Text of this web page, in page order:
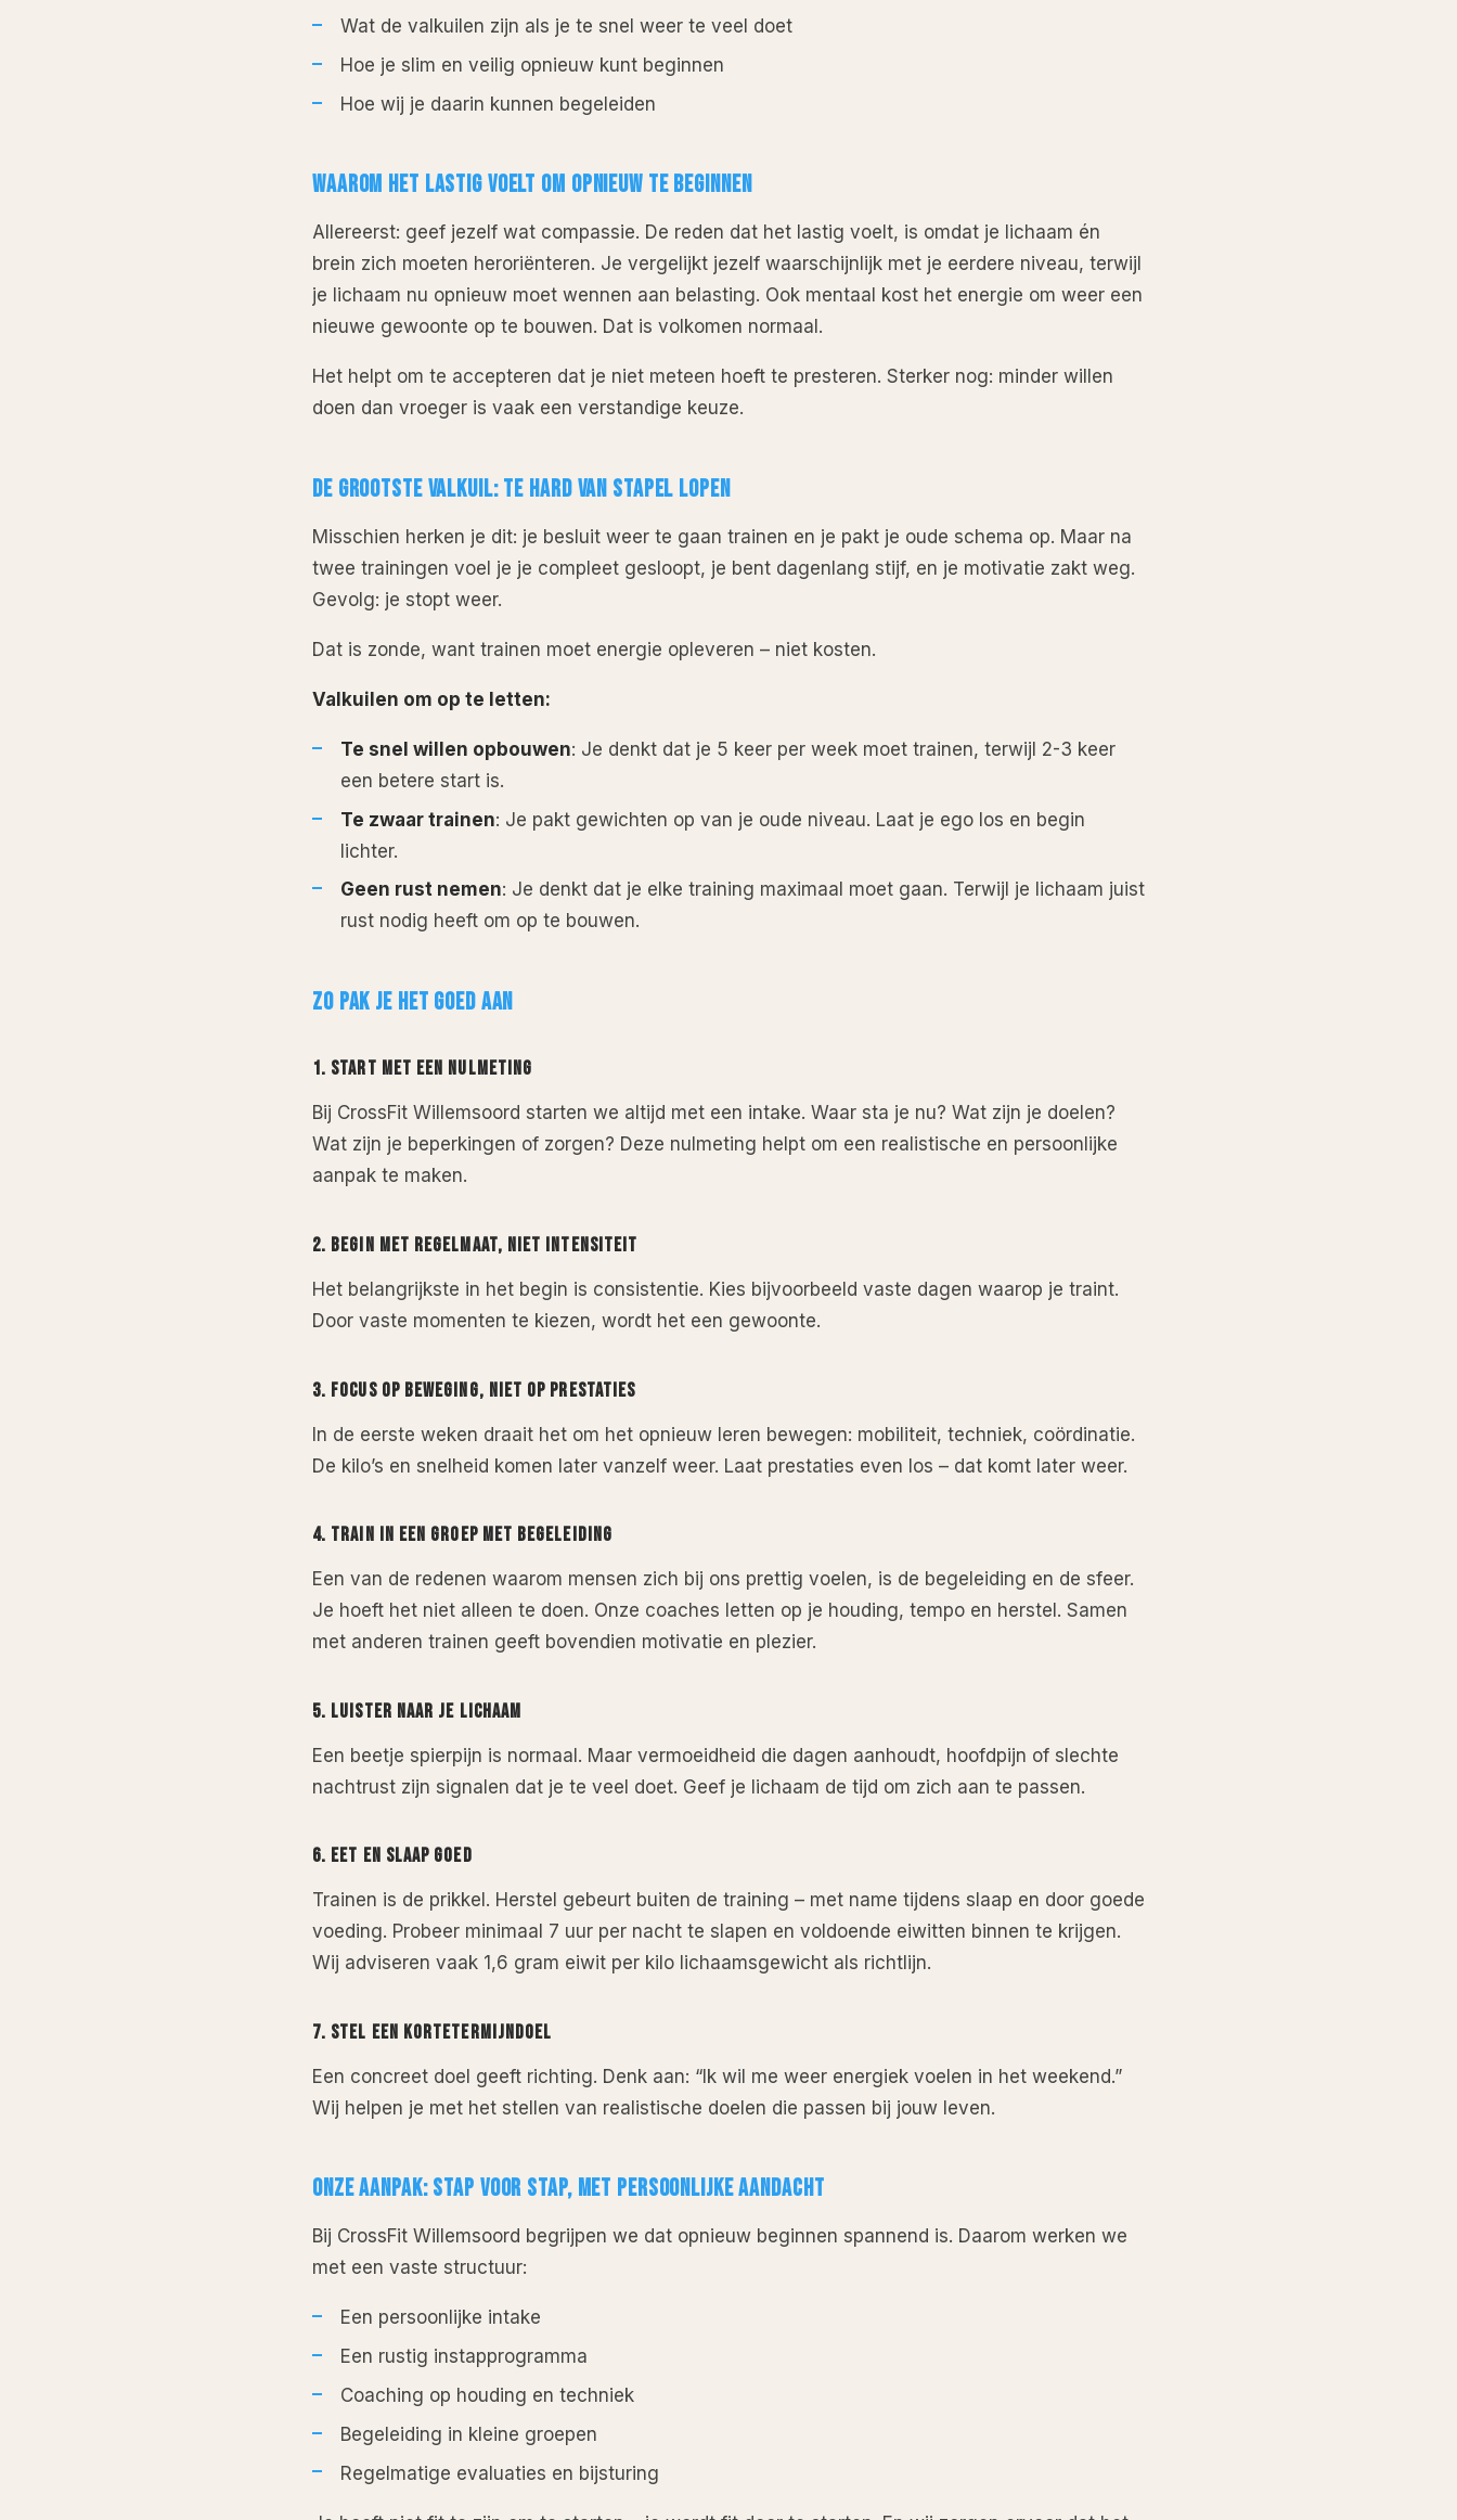
Wat de valkuilen zijn als je te snel weer te veel doet
Hoe je slim en veilig opnieuw kunt beginnen
Hoe wij je daarin kunnen begeleiden
WAAROM HET LASTIG VOELT OM OPNIEUW TE BEGINNEN
Allereerst: geef jezelf wat compassie. De reden dat het lastig voelt, is omdat je lichaam én
brein zich moeten heroriënteren. Je vergelijkt jezelf waarschijnlijk met je eerdere niveau, terwijl
je lichaam nu opnieuw moet wennen aan belasting. Ook mentaal kost het energie om weer een
nieuwe gewoonte op te bouwen. Dat is volkomen normaal.
Het helpt om te accepteren dat je niet meteen hoeft te presteren. Sterker nog: minder willen
doen dan vroeger is vaak een verstandige keuze.
DE GROOTSTE VALKUIL: TE HARD VAN STAPEL LOPEN
Misschien herken je dit: je besluit weer te gaan trainen en je pakt je oude schema op. Maar na
twee trainingen voel je je compleet gesloopt, je bent dagenlang stijf, en je motivatie zakt weg.
Gevolg: je stopt weer.
Dat is zonde, want trainen moet energie opleveren – niet kosten.
Valkuilen om op te letten:
Te snel willen opbouwen: Je denkt dat je 5 keer per week moet trainen, terwijl 2-3 keer
een betere start is.
Te zwaar trainen: Je pakt gewichten op van je oude niveau. Laat je ego los en begin
lichter.
Geen rust nemen: Je denkt dat je elke training maximaal moet gaan. Terwijl je lichaam juist
rust nodig heeft om op te bouwen.
ZO PAK JE HET GOED AAN
1. START MET EEN NULMETING
Bij CrossFit Willemsoord starten we altijd met een intake. Waar sta je nu? Wat zijn je doelen?
Wat zijn je beperkingen of zorgen? Deze nulmeting helpt om een realistische en persoonlijke
aanpak te maken.
2. BEGIN MET REGELMAAT, NIET INTENSITEIT
Het belangrijkste in het begin is consistentie. Kies bijvoorbeeld vaste dagen waarop je traint.
Door vaste momenten te kiezen, wordt het een gewoonte.
3. FOCUS OP BEWEGING, NIET OP PRESTATIES
In de eerste weken draait het om het opnieuw leren bewegen: mobiliteit, techniek, coördinatie.
De kilo’s en snelheid komen later vanzelf weer. Laat prestaties even los – dat komt later weer.
4. TRAIN IN EEN GROEP MET BEGELEIDING
Een van de redenen waarom mensen zich bij ons prettig voelen, is de begeleiding en de sfeer.
Je hoeft het niet alleen te doen. Onze coaches letten op je houding, tempo en herstel. Samen
met anderen trainen geeft bovendien motivatie en plezier.
5. LUISTER NAAR JE LICHAAM
Een beetje spierpijn is normaal. Maar vermoeidheid die dagen aanhoudt, hoofdpijn of slechte
nachtrust zijn signalen dat je te veel doet. Geef je lichaam de tijd om zich aan te passen.
6. EET EN SLAAP GOED
Trainen is de prikkel. Herstel gebeurt buiten de training – met name tijdens slaap en door goede
voeding. Probeer minimaal 7 uur per nacht te slapen en voldoende eiwitten binnen te krijgen.
Wij adviseren vaak 1,6 gram eiwit per kilo lichaamsgewicht als richtlijn.
7. STEL EEN KORTETERMIJNDOEL
Een concreet doel geeft richting. Denk aan: “Ik wil me weer energiek voelen in het weekend.”
Wij helpen je met het stellen van realistische doelen die passen bij jouw leven.
ONZE AANPAK: STAP VOOR STAP, MET PERSOONLIJKE AANDACHT
Bij CrossFit Willemsoord begrijpen we dat opnieuw beginnen spannend is. Daarom werken we
met een vaste structuur:
Een persoonlijke intake
Een rustig instapprogramma
Coaching op houding en techniek
Begeleiding in kleine groepen
Regelmatige evaluaties en bijsturing